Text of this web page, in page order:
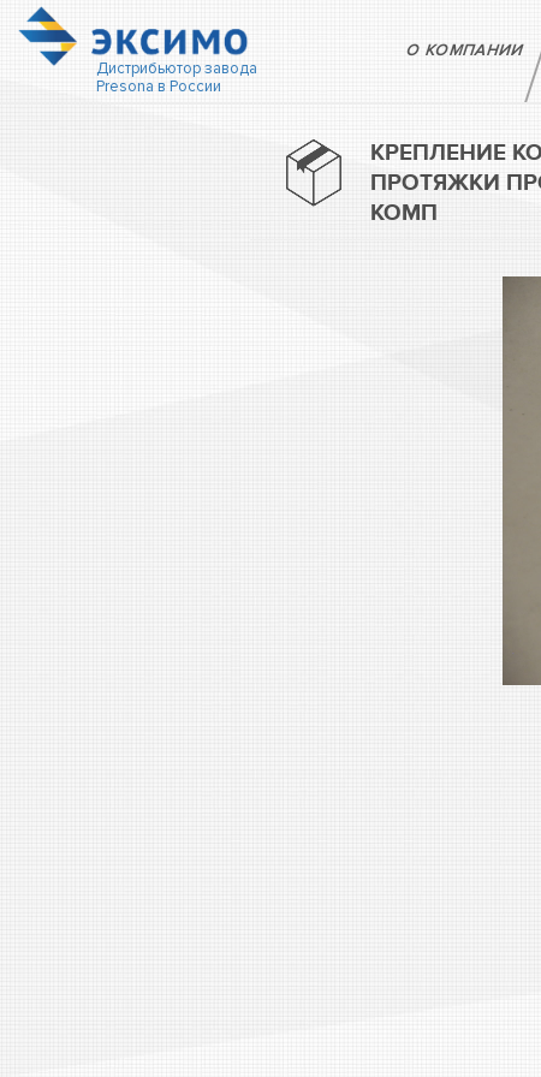
Дистрибьютор завода
Presona в России
О КОМПАНИИ
КРЕПЛЕНИЕ
ПРОТЯЖКИ
КОМП